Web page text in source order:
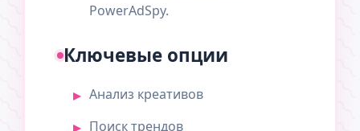
PowerAdSpy.
Ключевые опции
Анализ креативов
Поиск трендов